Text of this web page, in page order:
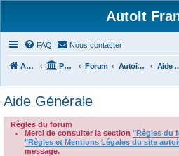
AutoIt
FAQ Nous contacter
Accueil Portail Forum Autoit v3 Aide
Aide Générale
Règles du forum
Merci de consulter la section "Règles du
"Règles et Mentions Légales du site
message.